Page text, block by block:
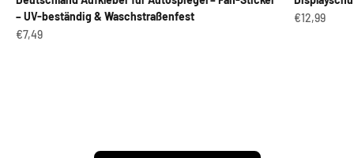
– UV-beständig & Waschstraßenfest
Angebot
€7,49
Angebot
€12,99